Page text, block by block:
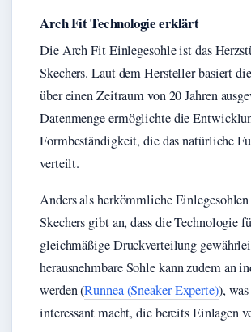
Arch Fit Technologie erklärt
Die Arch Fit Einlegesohle ist das
Skechers. Laut dem Hersteller basiert
über einen Zeitraum von 20 Jahren
Datenmenge ermöglichte die
Formbeständigkeit, die das natürliche
verteilt.
Anders als herkömmliche
Skechers gibt an, dass die Technologie
gleichmäßige Druckverteilung
herausnehmbare Sohle kann zudem an
werden (Runnea (Sneaker-Experte)),
interessant macht, die bereits Einlagen